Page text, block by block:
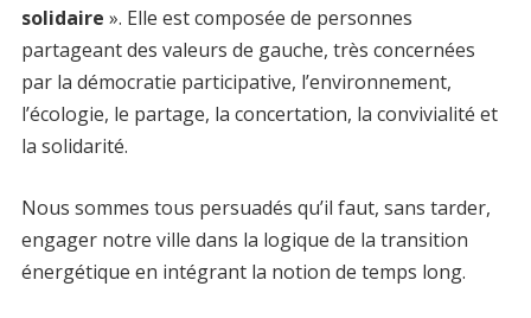
solidaire ». Elle est composée de personnes
partageant des valeurs de gauche, très concernées
par la démocratie participative, l’environnement,
l’écologie, le partage, la concertation, la convivialité et
la solidarité.
Nous sommes tous persuadés qu’il faut, sans tarder,
engager notre ville dans la logique de la transition
énergétique en intégrant la notion de temps long.